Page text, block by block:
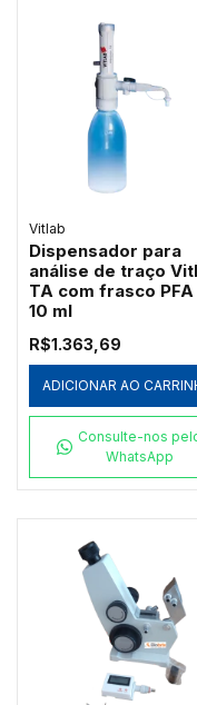
Vitlab
Dispensador para
análise de traço
TA com frasco PFA
10 ml
R$1.363,69
ADICIONAR AO
Consulte-nos
WhatsApp